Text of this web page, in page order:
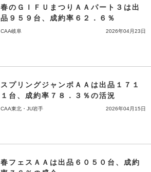
春のＧＩＦＵまつりＡＡパート３は出
品９５９台、成約率６２．６％
CAA岐阜 2026年04月23日
スプリングジャンボＡＡは出品１７１
１台、成約率７８．３％の活況
CAA東北・JU岩手 2026年04月15日
春フェスＡＡは出品６０５０台、成約